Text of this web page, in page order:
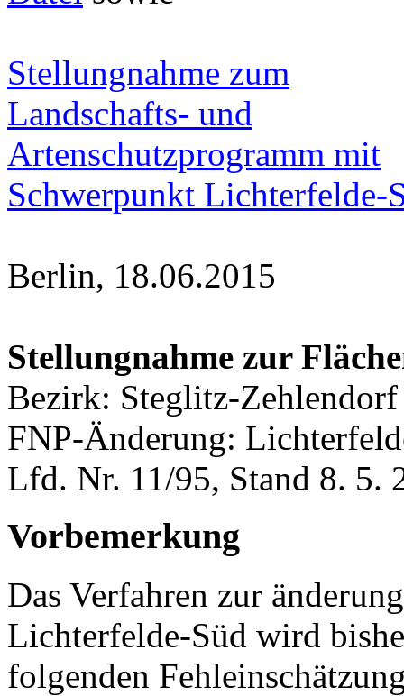
Stellungnahme zum
Landschafts- und
Artenschutzprogramm mit
Schwerpunkt Lichterfelde-
Berlin, 18.06.2015
Stellungnahme zur
Bezirk: Steglitz-Zehlendorf
FNP-Änderung:
Lfd. Nr. 11/95, Stand 8. 5.
Vorbemerkung
Das Verfahren zur
Lichterfelde-Süd wird
folgenden